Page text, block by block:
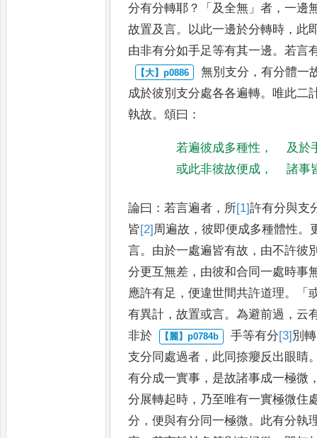
分有分轉耶 ？「 及全無 」者 ，一邊
故置及言。 以此一邊於分轉時 ， 此
由非有分如手足等有其一邊。若言
無別支分 ，有分體一
成於彼別支分處各各遍轉。唯此二
執故。頌曰 ：
若遍彼成多種性 ，
及於
或此非彼故便成 ， 諸事
論曰 ：若言遍者 ， 所[1]許有分與支
皆[2] 周遍故 ，彼即便成多種體性。
言。 由於一處遍皆有故 ， 由不許彼
分更互無差 ， 由彼和合 同一處時事
應許有足 ，便違世間共許道理。「
有異計 ，故置或言。為避前過 ， 云
非於
手等有分[3] 別轉
支分同處過者 ， 此同捺癭反出眼睛
有分成一實事 ， 是故諸事成一極微
分展轉起時 ， 乃至唯有一實極微住
分 ，便與有分同一極微。 此有分執